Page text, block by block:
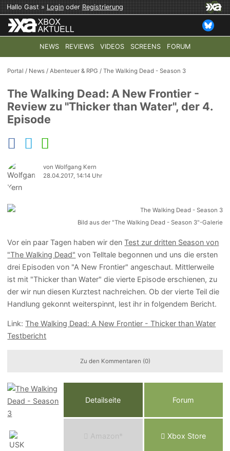
Hallo Gast »LoginoderRegistrierung
NEWS REVIEWS VIDEOS SCREENS FORUM
TOP-THEMEN: COD: MODERN WARFARE 4 HALO:
Portal / News /Abenteuer & RPG /The Walking Dead - Season 3
The Walking Dead: A New Frontier -
Review zu "Thicker than Water", der 4.
Episode
von Wolfgang Kern
28.04.2017, 14:14 Uhr
Bild aus der "The Walking Dead - Season 3"-Galerie
Vor ein paar Tagen haben wir denTest zur dritten Season von
"The Walking Dead" von Telltale begonnen und uns die ersten
drei Episoden von "A New Frontier" angeschaut. Mittlerweile
ist mit "Thicker than Water" die vierte Episode erschienen, zu
der wir nun diesen Kurztest nachreichen. Ob der vierte Teil die
Handlung gekonnt weiterspinnt, lest ihr in folgendem Bericht.
Link:The Walking Dead: A New Frontier - Thicker than Water
Testbericht
Zu den Kommentaren (0)
Detailseite Forum
Ama o n* Xbox Store